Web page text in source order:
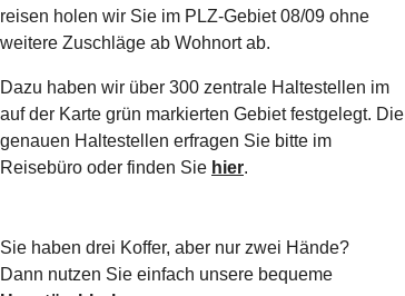
reisen holen wir Sie im PLZ-Gebiet 08/09 ohne
weitere Zuschläge ab Wohnort ab.
Dazu haben wir über 300 zentrale Haltestellen im
auf der Karte grün markierten Gebiet festgelegt. Die
genauen Haltestellen erfragen Sie bitte im
Reisebüro oder finden Sie hier.
Sie haben drei Koffer, aber nur zwei Hände?
Dann nutzen Sie einfach unsere bequeme